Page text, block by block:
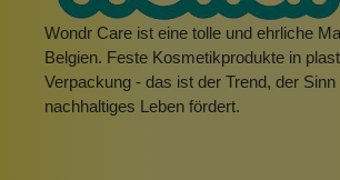
Wondr Care ist eine tolle und ehrliche
Belgien. Feste Kosmetikprodukte in
Verpackung - das ist der Trend, der
nachhaltiges Leben fördert.